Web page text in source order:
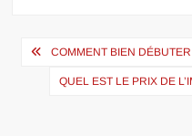
Navigation
COMMENT BIEN
QUEL EST LE PRIX DE